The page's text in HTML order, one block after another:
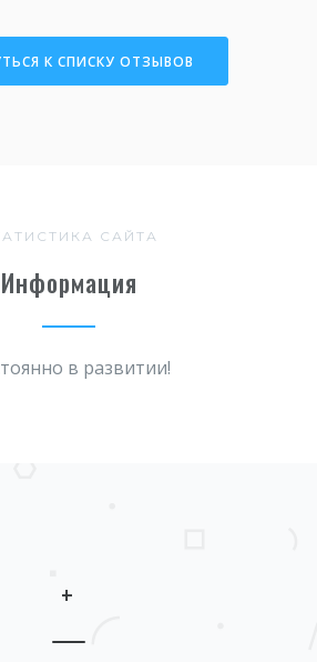
К СПИСКУ ОТЗЫВОВ
САЙТА
Информация
в развитии!
+